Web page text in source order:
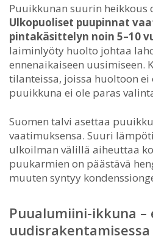
Puuikkunan suurin heikkous
Ulkopuoliset puupinnat
pintakäsittelyn noin 5–10
laiminlyöty huolto johtaa
ennenaikaiseen uusimiseen.
tilanteissa, joissa huoltoon ei
puuikkuna ei ole paras
Suomen talvi asettaa
vaatimuksensa. Suuri
ulkoilman välillä aiheuttaa
puukarmien on päästävä
muuten syntyy
Puualumiini-ikkuna
uudisrakentamisessa